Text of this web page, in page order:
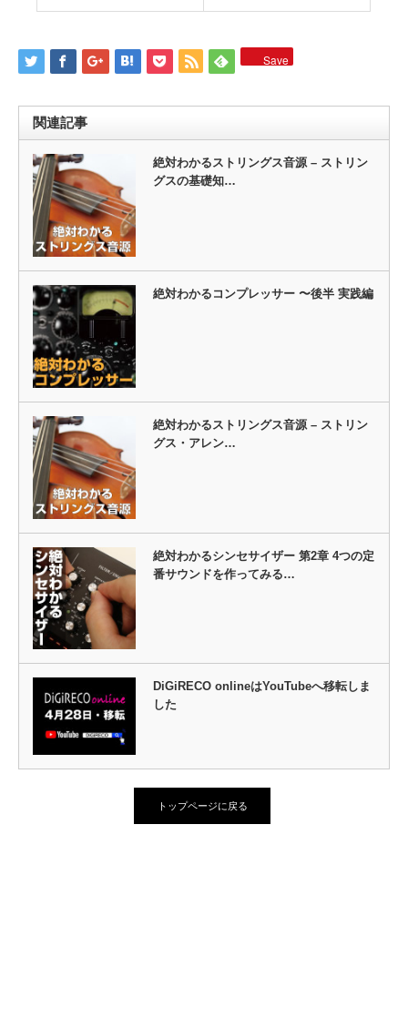
Save
関連記事
絶対わかるストリングス音源 – ストリン
グスの基礎知…
絶対わかるコンプレッサー 〜後半 実践編
絶対わかるストリングス音源 – ストリン
グス・アレン…
絶対わかるシンセサイザー 第2章 4つの定
番サウンドを作ってみる…
DiGiRECO onlineはYouTubeへ移転しま
した
トップページに戻る